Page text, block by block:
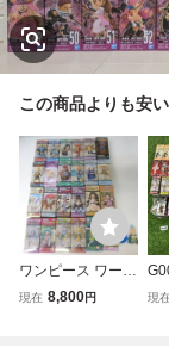
この商品よりも安
ワンピース ワール
ドコレクタブルフ
現在 8,800円
ワ
現在